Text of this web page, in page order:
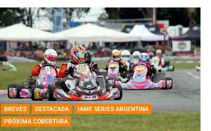
BREVES DESTACADA
IAME SERIES ARGENTINA
PRÓXIMA COBERTURA